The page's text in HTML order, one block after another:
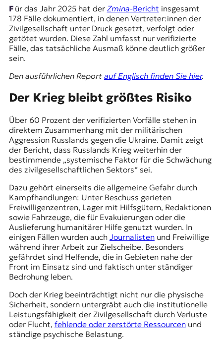
n
z
z
u
O
s
e
r
o
p
a
.
Für das Jahr 2025 hat der Zmina-Bericht insgesamt
178 Fälle dokumentiert, in denen Vertreter:innen der
Zivilgesellschaft unter Druck gesetzt, verfolgt oder
getötet wurden. Diese Zahl umfasst nur verifizierte
Fälle, das tatsächliche Ausmaß könne deutlich größer
sein.
Den ausführlichen Report auf Englisch finden Sie hier.
Der Krieg bleibt größtes Risiko
Über 60 Prozent der verifizierten Vorfälle stehen in
direktem Zusammenhang mit der militärischen
Aggression Russlands gegen die Ukraine. Damit zeigt
der Bericht, dass Russlands Krieg weiterhin der
bestimmende „systemische Faktor für die Schwächung
des zivilgesellschaftlichen Sektors“ sei.
Dazu gehört einerseits die allgemeine Gefahr durch
Kampfhandlungen: Unter Beschuss gerieten
Freiwilligenzentren, Lager mit Hilfsgütern, Redaktionen
sowie Fahrzeuge, die für Evakuierungen oder die
Auslieferung humanitärer Hilfe genutzt wurden. In
einigen Fällen wurden auch Journalistenund Freiwillige
während ihrer Arbeit zur Zielscheibe. Besonders
gefährdet sind Helfende, die in Gebieten nahe der
Front im Einsatz sind und faktisch unter ständiger
Bedrohung leben.
Doch der Krieg beeinträchtigt nicht nur die physische
Sicherheit, sondern untergräbt auch die institutionelle
Leistungsfähigkeit der Zivilgesellschaft durch Verluste
oder Flucht, fehlende oder zerstörte Ressourcenund
ständige psychische Belastung.